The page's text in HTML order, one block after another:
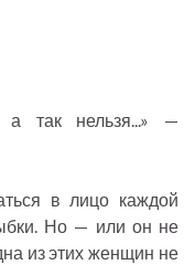
а так нельзя...» —
в лицо каждой
Но — или он не
из этих женщин не